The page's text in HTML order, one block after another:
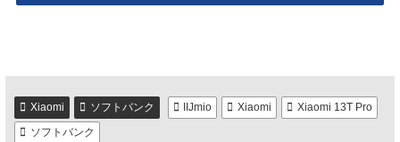
Xiaomi ソフトバンク IIJmio Xiaomi
Xiaomi 13T Pro
ソフトバンク